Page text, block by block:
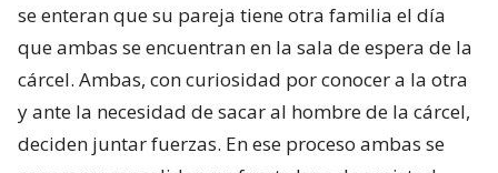
se enteran que su pareja tiene otra familia el día
que ambas se encuentran en la sala de espera de la
cárcel. Ambas, con curiosidad por conocer a la otra
y ante la necesidad de sacar al hombre de la cárcel,
deciden juntar fuerzas. En ese proceso ambas se